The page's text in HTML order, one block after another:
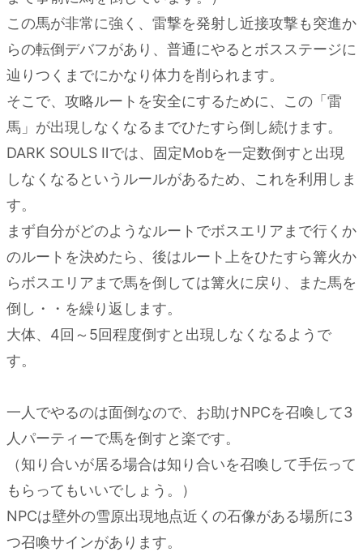
3.3.
ラド
（ザレ
ン）の
攻略の
ポイン
ト
3.3.1.
（ザレ
ン）攻
略後
この馬が非常に強く、雷撃を発射し近接攻撃も突進か
らの転倒デバフがあり、普通にやるとボスステージに
辿りつくまでにかなり体力を削られます。
そこで、攻略ルートを安全にするために、この「雷
馬」が出現しなくなるまでひたすら倒し続けます。
DARK SOULS Ⅱでは、固定Mobを一定数倒すと出現
しなくなるというルールがあるため、これを利用しま
す。
まず自分がどのようなルートでボスエリアまで行くか
のルートを決めたら、後はルート上をひたすら篝火か
らボスエリアまで馬を倒しては篝火に戻り、また馬を
倒し・・を繰り返します。
大体、4回～5回程度倒すと出現しなくなるようで
す。
一人でやるのは面倒なので、お助けNPCを召喚して3
人パーティーで馬を倒すと楽です。
（知り合いが居る場合は知り合いを召喚して手伝って
もらってもいいでしょう。）
NPCは壁外の雪原出現地点近くの石像がある場所に3
つ召喚サインがあります。